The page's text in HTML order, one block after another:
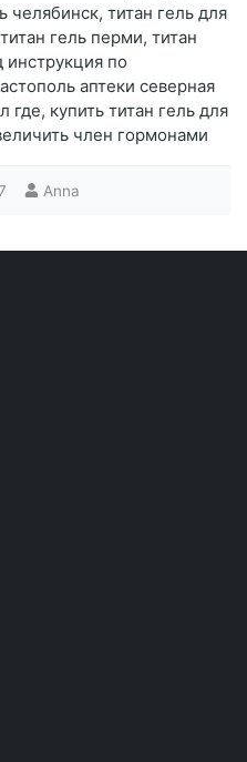
челябинск, титан гель для
гель перми, титан
инструкция по
аптеки северная
где, купить титан гель для
член гормонами
Anna